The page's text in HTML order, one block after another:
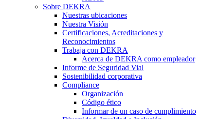
Sobre DEKRA
Nuestras ubicaciones
Nuestra Visión
Certificaciones, Acreditaciones y
Reconocimientos
Trabaja con DEKRA
Acerca de DEKRA como empleador
Informe de Seguridad Vial
Sostenibilidad corporativa
Compliance
Organización
Código ético
Informar de un caso de cumplimiento